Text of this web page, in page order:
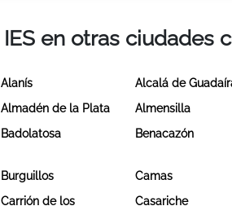
IES en otras ciudades
Alanís Alcalá de
Almadén de la Plata Almensilla
Badolatosa Benacazón
Burguillos Camas
Carrión de los
Casariche